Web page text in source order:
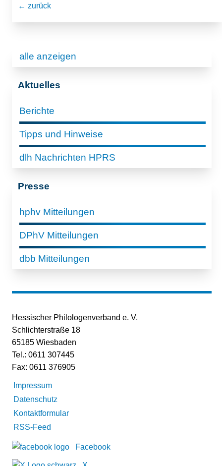
← zurück
alle anzeigen
Aktuelles
Berichte
Tipps und Hinweise
dlh Nachrichten HPRS
Presse
hphv Mitteilungen
DPhV Mitteilungen
dbb Mitteilungen
Hessischer Philologenverband e. V.
Schlichterstraße 18
65185 Wiesbaden
Tel.: 0611 307445
Fax: 0611 376905
Impressum
Datenschutz
Kontaktformular
RSS-Feed
Facebook